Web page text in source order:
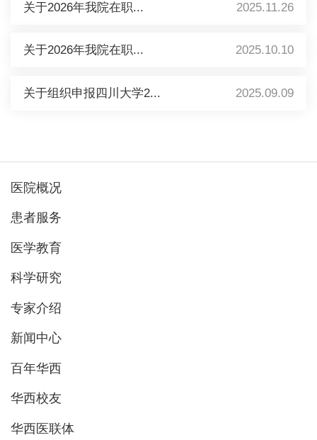
关于2026年我院在职... 2025.11.26
关于2026年我院在职... 2025.10.10
关于组织申报四川大学2... 2025.09.09
医院概况
患者服务
医学教育
科学研究
专家介绍
新闻中心
百年华西
华西校友
华西医联体